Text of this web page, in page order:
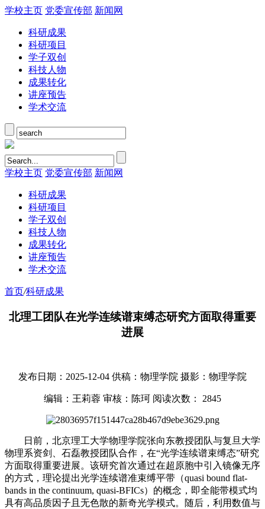
学校主页 党委宣传部 新闻网
科研成果
科研项目
学子双创
科技人物
成果转化
讲座预告
学术交流
学校主页 党委宣传部 新闻网
科研成果
科研项目
学子双创
科技人物
成果转化
讲座预告
学术交流
首页/科研成果
北理工团队在光学连续谱束缚态研究方面取得重要
进展
发布日期：2025-12-04 供稿：物理学院 摄影：物理学院
编辑：王莉蓉 审核：陈珂 阅读次数： 2845
日前，北京理工大学物理学院张向东教授团队与复旦大学
物理系资剑、石磊教授团队合作，在“光学连续谱束缚态”研究
方面取得重要进展。该研究首次通过在超原胞中引入镜像无序
的方式，理论提出光学连续谱准束缚平带（quasi bound flat-
bands in the continuum, quasi-BFICs）的概念，即全能带模式均
具有高品质因子且无色散的新奇光学模式。随后，利用数值与